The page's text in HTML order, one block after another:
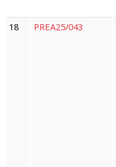
18
PREA25/043